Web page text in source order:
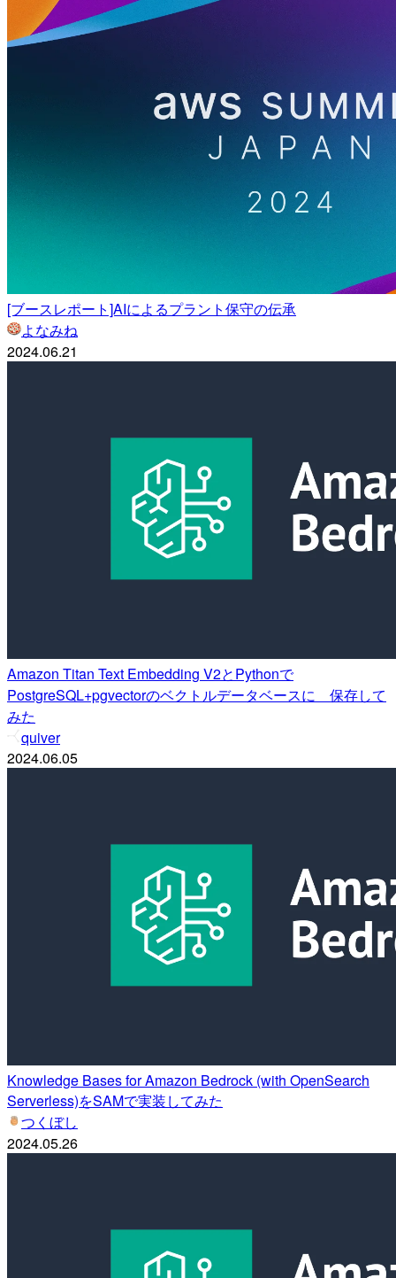
[ブースレポート]AIによるプラント保守の伝承
よなみね
2024.06.21
Amazon Titan Text Embedding V2とPythonで
PostgreSQL+pgvectorのベクトルデータベースに゙保存して
みた
quiver
2024.06.05
Knowledge Bases for Amazon Bedrock (with OpenSearch
Serverless)をSAMで実装してみた
つくぼし
2024.05.26